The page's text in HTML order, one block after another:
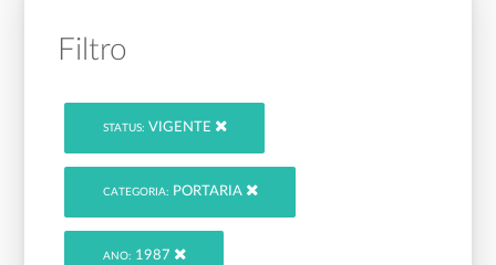
Filtro
STATUS: VIGENTE
CATEGORIA: PORTARIA
ANO: 1987